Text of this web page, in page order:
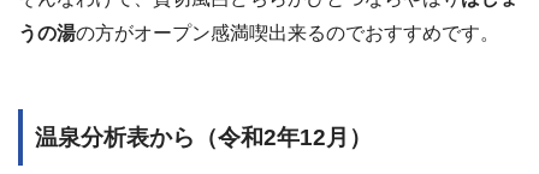
うの湯の方がオープン感満喫出来るのでおすすめです。
温泉分析表から（令和2年12月）